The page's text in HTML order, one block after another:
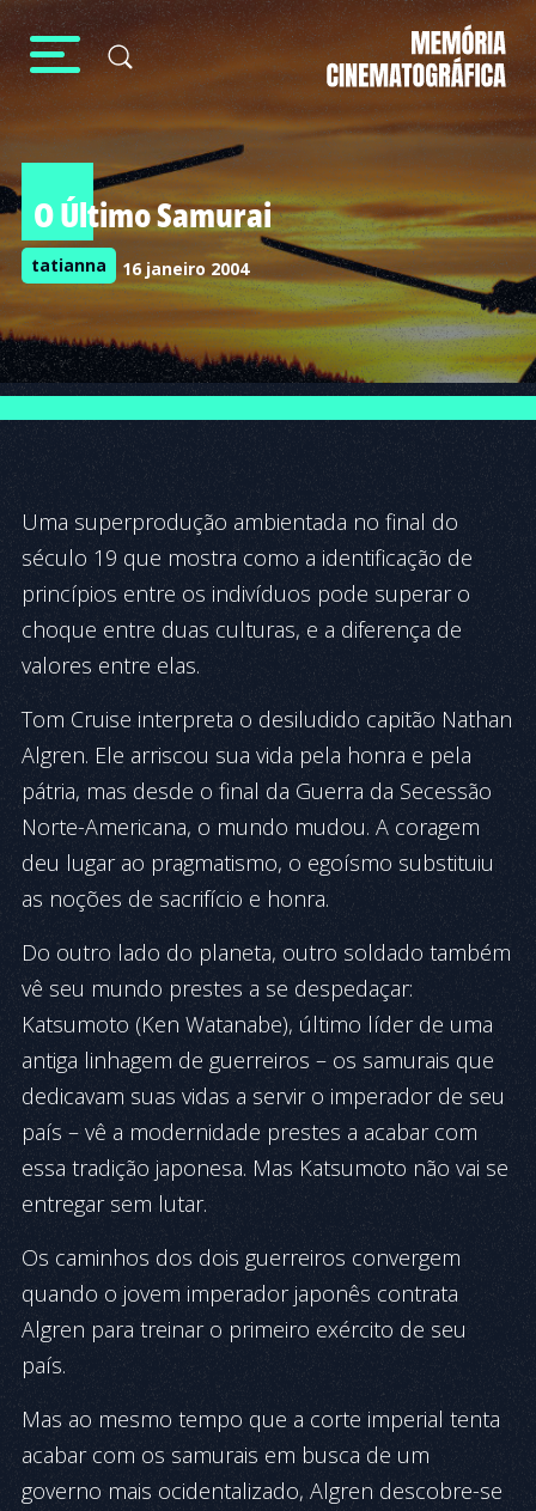
O Último Samurai
tatianna 16 janeiro 2004
Uma superprodução ambientada no final do
século 19 que mostra como a identificação de
princípios entre os indivíduos pode superar o
choque entre duas culturas, e a diferença de
valores entre elas.
Tom Cruise interpreta o desiludido capitão Nathan
Algren. Ele arriscou sua vida pela honra e pela
pátria, mas desde o final da Guerra da Secessão
Norte-Americana, o mundo mudou. A coragem
deu lugar ao pragmatismo, o egoísmo substituiu
as noções de sacrifício e honra.
Do outro lado do planeta, outro soldado também
vê seu mundo prestes a se despedaçar:
Katsumoto (Ken Watanabe), último líder de uma
antiga linhagem de guerreiros – os samurais que
dedicavam suas vidas a servir o imperador de seu
país – vê a modernidade prestes a acabar com
essa tradição japonesa. Mas Katsumoto não vai se
entregar sem lutar.
Os caminhos dos dois guerreiros convergem
quando o jovem imperador japonês contrata
Algren para treinar o primeiro exército de seu
país.
Mas ao mesmo tempo que a corte imperial tenta
acabar com os samurais em busca de um
governo mais ocidentalizado, Algren descobre-se